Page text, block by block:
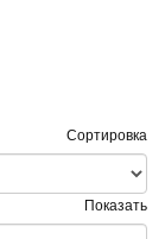
Сортировка
Показать